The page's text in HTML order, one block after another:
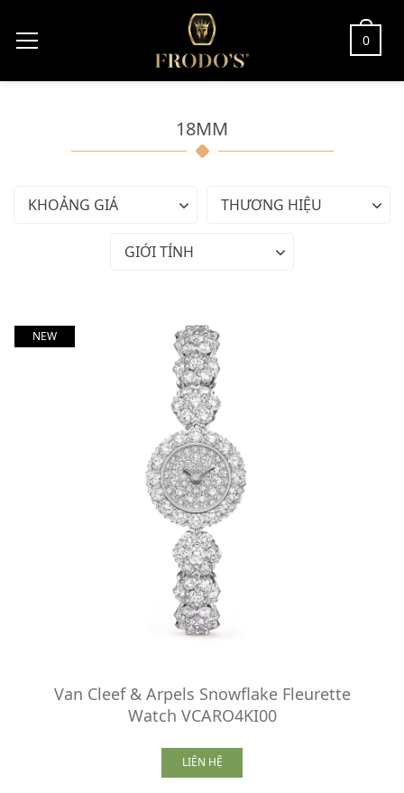
0
18MM
KHOẢNG GIÁ THƯƠNG HIỆU
GIỚI TÍNH
NEW
Van Cleef & Arpels Snowflake Fleurette
Watch VCARO4KI00
LIÊN HỆ